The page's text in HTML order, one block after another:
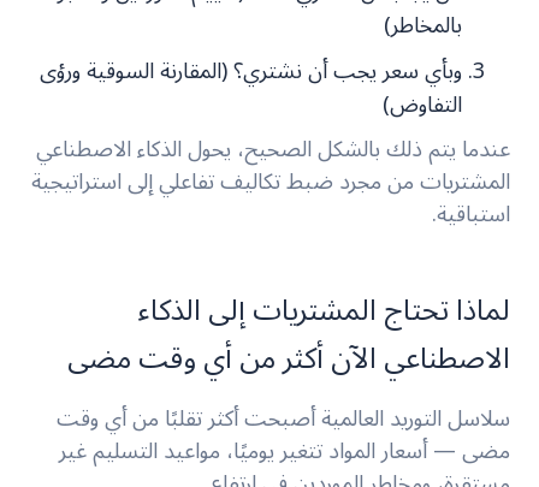
بالمخاطر)
وبأي سعر يجب أن نشتري؟ (المقارنة السوقية ورؤى
التفاوض)
عندما يتم ذلك بالشكل الصحيح، يحول الذكاء الاصطناعي
المشتريات من مجرد ضبط تكاليف تفاعلي إلى استراتيجية
استباقية.
لماذا تحتاج المشتريات إلى الذكاء
الاصطناعي الآن أكثر من أي وقت مضى
سلاسل التوريد العالمية أصبحت أكثر تقلبًا من أي وقت
مضى — أسعار المواد تتغير يوميًا، مواعيد التسليم غير